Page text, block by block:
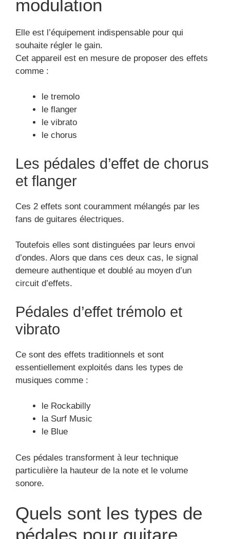
fans de guitares électriques.
Toutefois elles sont distinguées par leurs envoi
d’ondes. Alors que dans ces deux cas, le signal
circuit d’effets.
Pédales d’effet trémolo et
vibrato
Ce sont des effets traditionnels et sont
essentiellement exploités dans les types de
musiques comme :
le Rockabilly
le Blue
Ces pédales transforment à leur technique
particulière la hauteur de la note et le volume
Quels sont les types de
électrique ou basse
électrique ?
(EarthQuaker Devices
Park Fuzz Sound)
Les guitaristes placent leur pédale d’effet devant
eux.
électriques et pour basses électriques :
pédales de modulation